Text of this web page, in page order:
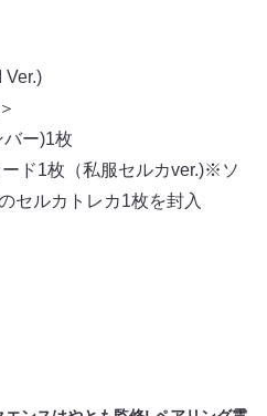
Ver.)
ー)1枚
ド1枚（私服セルカver.)※ソ
セルカトレカ1枚を封入